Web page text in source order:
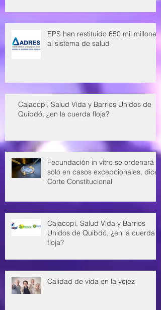
EPS han restituido 650 mil millones
al sistema de salud
Cajacopi, Salud Vida y Barrios Unidos de
Quibdó, ¿en la cuerda floja?
Fecundación in vitro se ordenará
solo en casos excepcionales, dice
Corte Constitucional
Cajacopi, Salud Vida y Barrios
Unidos de Quibdó, ¿en la cuerda
floja?
Calidad de vida en la vejez